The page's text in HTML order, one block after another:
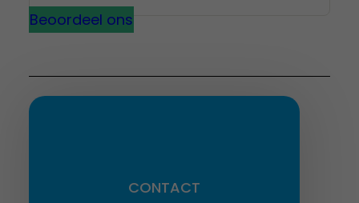
Beoordeel ons
CONTACT